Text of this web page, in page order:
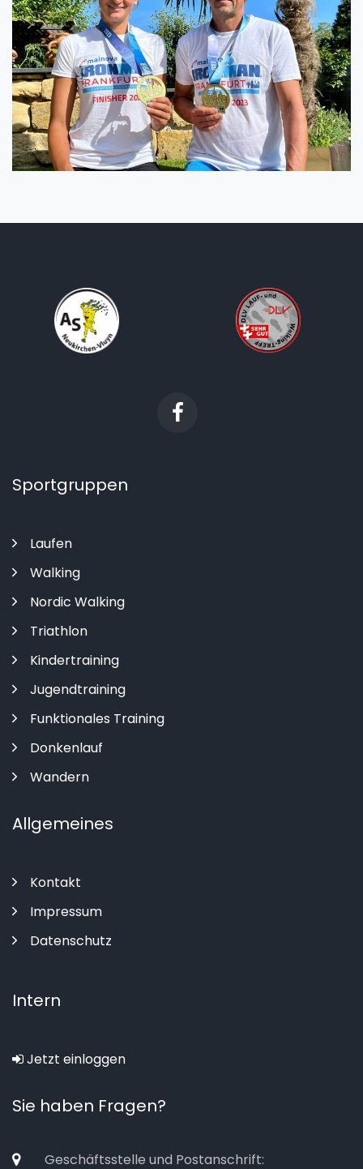
Sportgruppen
Laufen
Walking
Nordic Walking
Triathlon
Kindertraining
Jugendtraining
Funktionales Training
Donkenlauf
Wandern
Allgemeines
Kontakt
Impressum
Datenschutz
Intern
Jetzt einloggen
Sie haben Fragen?
Geschäftsstelle und Postanschrift: